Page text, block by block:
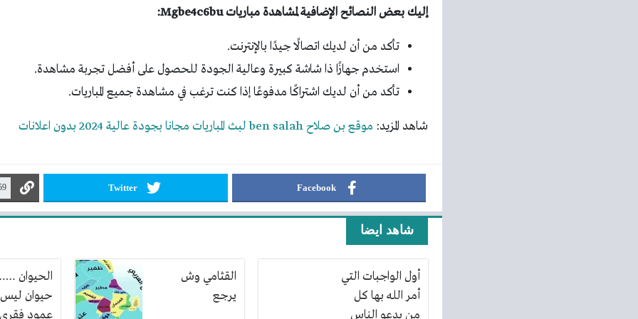
إليك بعض النصائح الإضافية لمشاهدة مباريات Mgbe4c6bu:
تأكد من أن لديك اتصالًا جيدًا بالإنترنت.
استخدم جهازًا ذا شاشة كبيرة وعالية الجودة للحصول على أفضل تجربة مشاهدة.
تأكد من أن لديك اشتراكًا مدفوعًا إذا كنت ترغب في مشاهدة جميع المباريات.
شاهد المزيد: موقع بن صلاح ben salah لبث المباريات مجانا بجودة عالية 2024 بدون اعلانات
Facebook
Twitter
شاهد ايضا
أول الواجبات التي
أمر الله بها كل
من يدعو الناس
القثامي وش
يرجع
الحيوان
حيوان
عمود